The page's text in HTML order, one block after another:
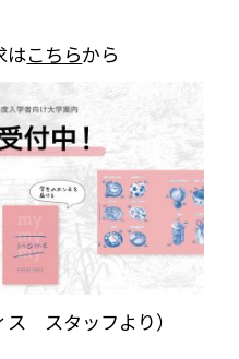
はこちらから
ス スタッフより）